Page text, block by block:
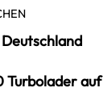
Turbolader